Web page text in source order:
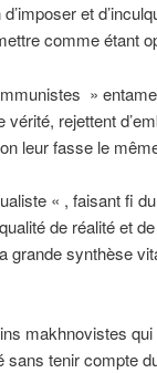
et
comme étant
»
vérité, rejettent
leur fasse le
« , faisant fi
de réalité et
grande synthèse
makhnovistes
tenir compte